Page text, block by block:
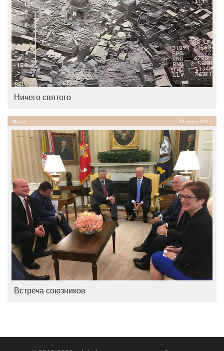
Ничего святого
Фото 20 июня 2017
Встреча союзников